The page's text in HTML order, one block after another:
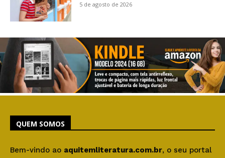
5 de agosto de 2026
QUEM SOMOS
Bem-vindo ao aquitemliteratura.com.br, o seu portal